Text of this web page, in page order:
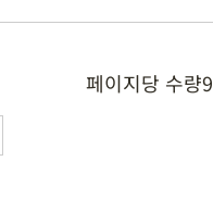
페이지당 수량9